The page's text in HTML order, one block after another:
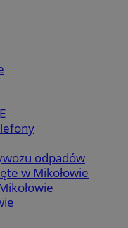
odpadów
w Mikołowie